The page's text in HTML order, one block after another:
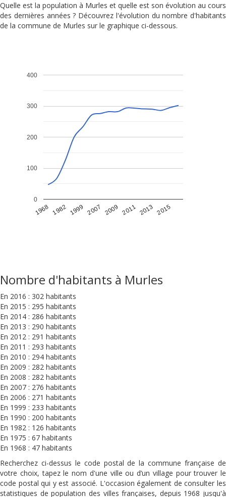
Quelle est la population à Murles et quelle est son évolution au cours
des dernières années ? Découvrez l'évolution du nombre d'habitants
de la commune de Murles sur le graphique ci-dessous.
1968 1982 1999 2007 2009 2011 2013 2015
0
100
200
300
400
Nombre d'habitants à Murles
En 2016 : 302 habitants
En 2015 : 295 habitants
En 2014 : 286 habitants
En 2013 : 290 habitants
En 2012 : 291 habitants
En 2011 : 293 habitants
En 2010 : 294 habitants
En 2009 : 282 habitants
En 2008 : 282 habitants
En 2007 : 276 habitants
En 2006 : 271 habitants
En 1999 : 233 habitants
En 1990 : 200 habitants
En 1982 : 126 habitants
En 1975 : 67 habitants
En 1968 : 47 habitants
Recherchez ci-dessus le code postal de la commune française de
votre choix, tapez le nom d'une ville ou d’un village pour trouver le
code postal qui y est associé. L'occasion également de consulter les
statistiques de population des villes françaises, depuis 1968 jusqu'à